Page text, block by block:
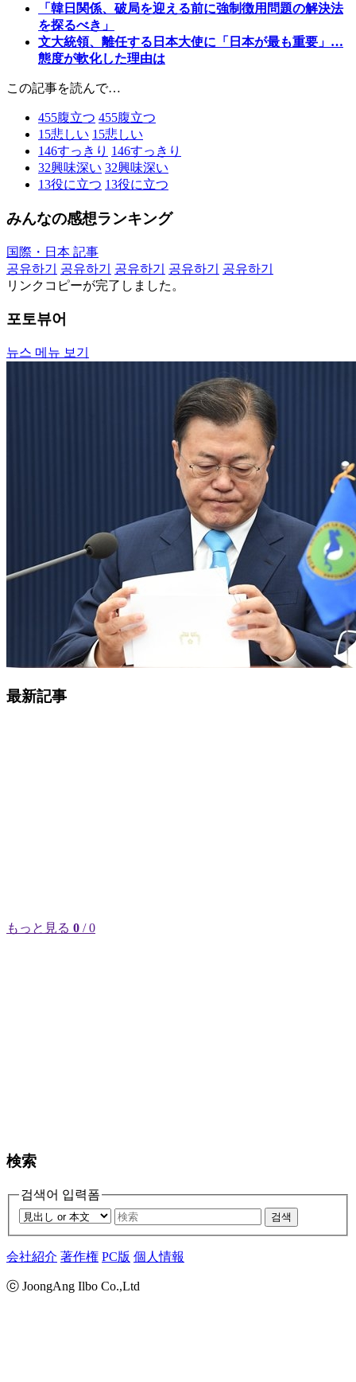
「韓日関係、破局を迎える前に強制徴用問題の解決法
を探るべき」
文大統領、離任する日本大使に「日本が最も重要」…
態度が軟化した理由は
この記事を読んで…
455腹立つ 455腹立つ
15悲しい 15悲しい
146すっきり 146すっきり
32興味深い 32興味深い
13役に立つ 13役に立つ
みんなの感想ランキング
国際・日本 記事
공유하기
공유하기 공유하기 공유하기
공유하기
リンクコピーが完了しました。
포토뷰어
뉴스 메뉴 보기
最新記事
もっと見る 0 / 0
検索
검색어 입력폼
검색
会社紹介 著作権 PC版 個人情報
ⓒ JoongAng Ilbo Co.,Ltd